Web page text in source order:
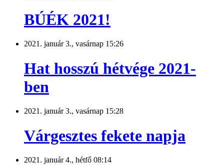
BÚÉK 2021!
2021. január 3., vasárnap 15:26
Hat hosszú hétvége 2021-
ben
2021. január 3., vasárnap 15:28
Várgesztes fekete napja
2021. január 4., hétfő 08:14